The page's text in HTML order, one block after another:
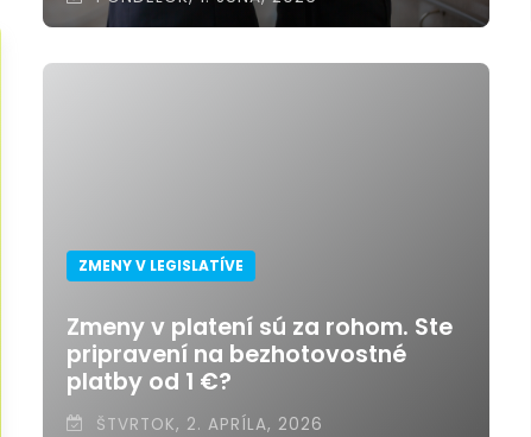
ZMENY V LEGISLATÍVE
Zmeny v platení sú za rohom. Ste
pripravení na bezhotovostné
platby od 1 €?
ŠTVRTOK, 2. APRÍLA, 2026